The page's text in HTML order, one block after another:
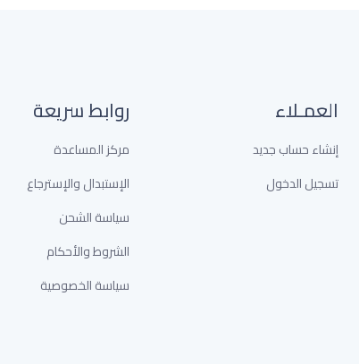
العمـلاء
إنشاء حساب جديد
تسجيل الدخول
روابط سريعة
مركز المساعدة
الإستبدال والإسترجاع
سياسة الشحن
الشروط والأحكام
سياسة الخصوصية